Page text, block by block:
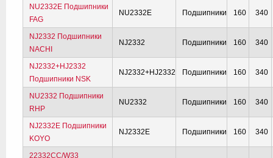
NU2332E Подшипники
FAG
NU2332E Подшипники 160 340
NJ2332 Подшипники
NACHI
NJ2332 Подшипники 160 340
NJ2332+HJ2332
Подшипники NSK
NJ2332+HJ2332 Подшипники 160 340
NU2332 Подшипники
RHP
NU2332 Подшипники 160 340
NJ2332E Подшипники
KOYO
NJ2332E Подшипники 160 340
22332CC/W33